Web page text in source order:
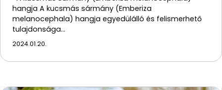
hangja A kucsmás sármány (Emberiza
melanocephala) hangja egyedülálló és felismerhető
tulajdonsága…
2024.01.20.